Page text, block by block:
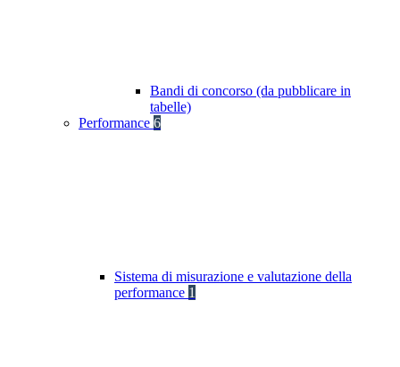
Bandi di concorso (da pubblicare in
tabelle)
Performance 6
Sistema di misurazione e valutazione della
performance 1